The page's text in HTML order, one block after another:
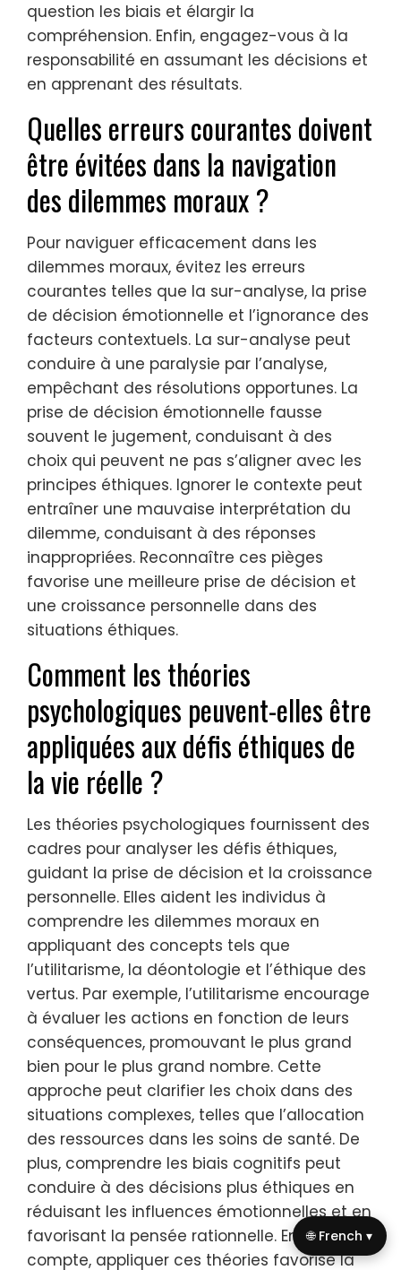
question les biais et élargir la
compréhension. Enfin, engagez-vous à la
responsabilité en assumant les décisions et
en apprenant des résultats.
Quelles erreurs courantes doivent
être évitées dans la navigation
des dilemmes moraux ?
Pour naviguer efficacement dans les
dilemmes moraux, évitez les erreurs
courantes telles que la sur-analyse, la prise
de décision émotionnelle et l’ignorance des
facteurs contextuels. La sur-analyse peut
conduire à une paralysie par l’analyse,
empêchant des résolutions opportunes. La
prise de décision émotionnelle fausse
souvent le jugement, conduisant à des
choix qui peuvent ne pas s’aligner avec les
principes éthiques. Ignorer le contexte peut
entraîner une mauvaise interprétation du
dilemme, conduisant à des réponses
inappropriées. Reconnaître ces pièges
favorise une meilleure prise de décision et
une croissance personnelle dans des
situations éthiques.
Comment les théories
psychologiques peuvent-elles être
appliquées aux défis éthiques de
la vie réelle ?
Les théories psychologiques fournissent des
cadres pour analyser les défis éthiques,
guidant la prise de décision et la croissance
personnelle. Elles aident les individus à
comprendre les dilemmes moraux en
appliquant des concepts tels que
l’utilitarisme, la déontologie et l’éthique des
vertus. Par exemple, l’utilitarisme encourage
à évaluer les actions en fonction de leurs
conséquences, promouvant le plus grand
bien pour le plus grand nombre. Cette
approche peut clarifier les choix dans des
situations complexes, telles que l’allocation
des ressources dans les soins de santé. De
plus, comprendre les biais cognitifs peut
conduire à des décisions plus éthiques en
réduisant les influences émotionnelles et en
favorisant la pensée rationnelle. En fin de
compte, appliquer ces théories favorise la
🌐 French ▾